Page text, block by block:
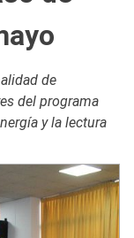
de
del programa
y la lectura